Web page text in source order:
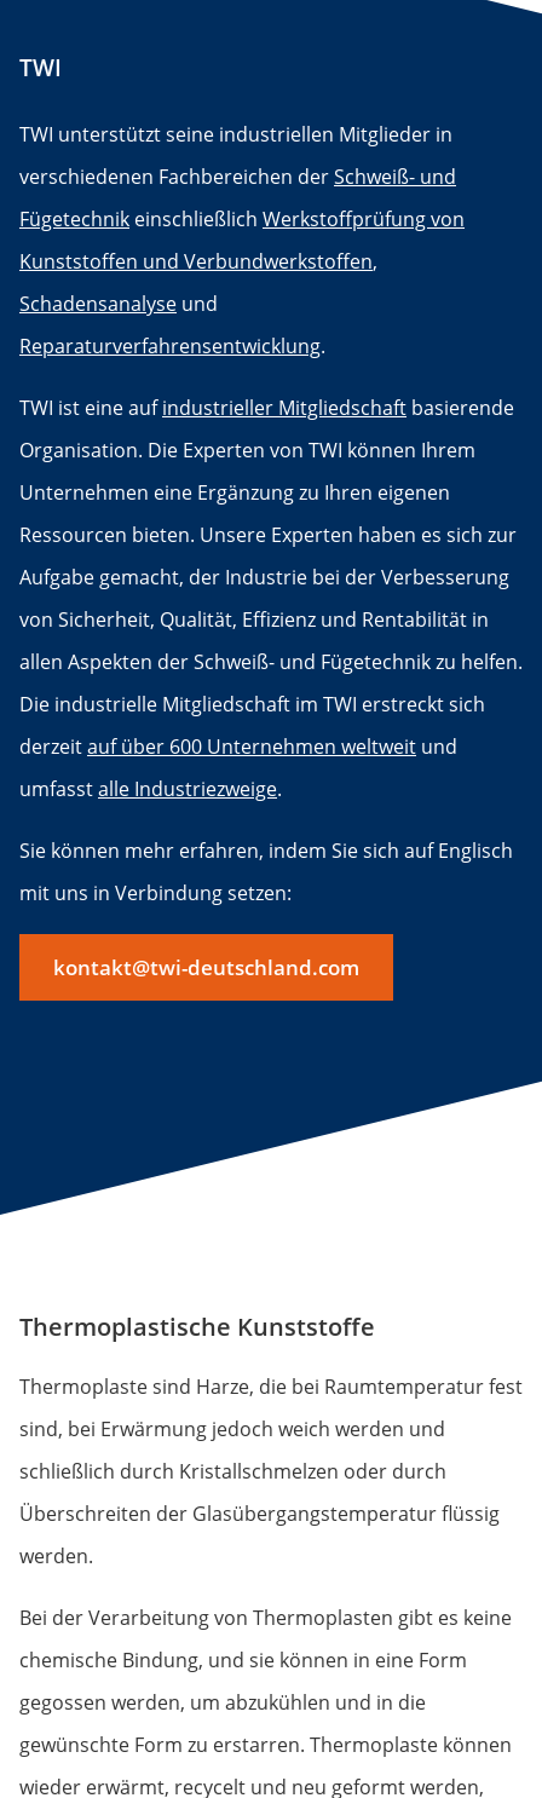
TWI
TWI unterstützt seine industriellen Mitglieder in
verschiedenen Fachbereichen derSchweiß- und
Fügetechnik einschließlich Werkstoffprüfung von
Kunststoffen und Verbundwerkstoffen,
Schadensanalyse und
Reparaturverfahrensentwicklung.
TWI ist eine aufindustrieller Mitgliedschaft basierende
Organisation. Die Experten von TWI können Ihrem
Unternehmen eine Ergänzung zu Ihren eigenen
Ressourcen bieten. Unsere Experten haben es sich zur
Aufgabe gemacht, der Industrie bei der Verbesserung
von Sicherheit, Qualität, Effizienz und Rentabilität in
allen Aspekten der Schweiß- und Fügetechnik zu helfen.
Die industrielle Mitgliedschaft im TWI erstreckt sich
derzeitauf über 600 Unternehmen weltweit und
umfasstalle Industriezweige.
Sie können mehr erfahren, indem Sie sich auf Englisch
mit uns in Verbindung setzen:
kontakt@twi-deutschland.com
Thermoplastische Kunststoffe
Thermoplaste sind Harze, die bei Raumtemperatur fest
sind, bei Erwärmung jedoch weich werden und
schließlich durch Kristallschmelzen oder durch
Überschreiten der Glasübergangstemperatur flüssig
werden.
Bei der Verarbeitung von Thermoplasten gibt es keine
chemische Bindung, und sie können in eine Form
gegossen werden, um abzukühlen und in die
gewünschte Form zu erstarren. Thermoplaste können
wieder erwärmt, recycelt und neu geformt werden,